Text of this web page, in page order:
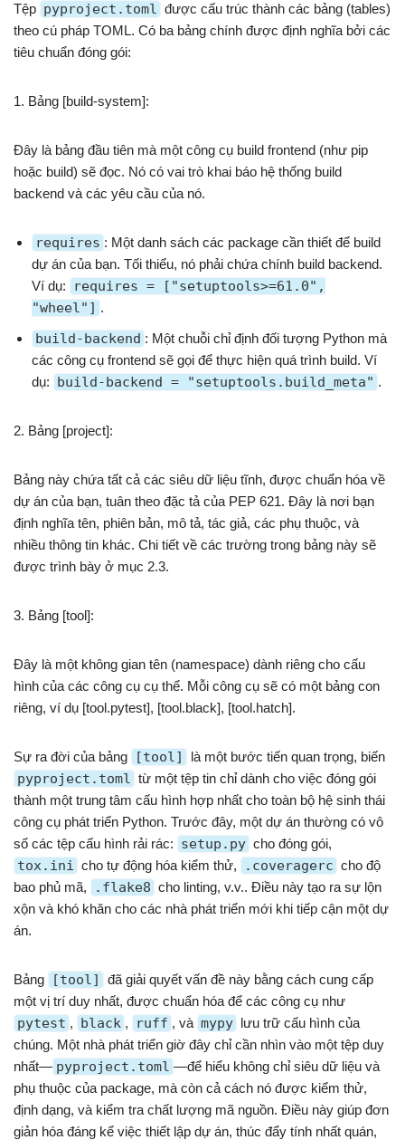
Tệp pyproject.toml được cấu trúc thành các bảng (tables)
theo cú pháp TOML. Có ba bảng chính được định nghĩa bởi các
tiêu chuẩn đóng gói:
1. Bảng [build-system]:
Đây là bảng đầu tiên mà một công cụ build frontend (như pip
hoặc build) sẽ đọc. Nó có vai trò khai báo hệ thống build
backend và các yêu cầu của nó.
requires : Một danh sách các package cần thiết để build
dự án của bạn. Tối thiểu, nó phải chứa chính build backend.
Ví dụ:
requires = ["setuptools>=61.0",
"wheel"] .
build-backend : Một chuỗi chỉ định đối tượng Python mà
các công cụ frontend sẽ gọi để thực hiện quá trình build. Ví
dụ: build-backend = "setuptools.build_meta" .
2. Bảng [project]:
Bảng này chứa tất cả các siêu dữ liệu tĩnh, được chuẩn hóa về
dự án của bạn, tuân theo đặc tả của PEP 621. Đây là nơi bạn
định nghĩa tên, phiên bản, mô tả, tác giả, các phụ thuộc, và
nhiều thông tin khác. Chi tiết về các trường trong bảng này sẽ
được trình bày ở mục 2.3.
3. Bảng [tool]:
Đây là một không gian tên (namespace) dành riêng cho cấu
hình của các công cụ cụ thể. Mỗi công cụ sẽ có một bảng con
riêng, ví dụ [tool.pytest], [tool.black], [tool.hatch].
Sự ra đời của bảng [tool] là một bước tiến quan trọng, biến
pyproject.toml từ một tệp tin chỉ dành cho việc đóng gói
thành một trung tâm cấu hình hợp nhất cho toàn bộ hệ sinh thái
công cụ phát triển Python. Trước đây, một dự án thường có vô
số các tệp cấu hình rải rác: setup.py cho đóng gói,
tox.ini cho tự động hóa kiểm thử, .coveragerc cho độ
bao phủ mã,
.flake8 cho linting, v.v.. Điều này tạo ra sự lộn
xộn và khó khăn cho các nhà phát triển mới khi tiếp cận một dự
án.
Bảng [tool]
đã giải quyết vấn đề này bằng cách cung cấp
một vị trí duy nhất, được chuẩn hóa để các công cụ như
pytest , black , ruff , và mypy lưu trữ cấu hình của
chúng. Một nhà phát triển giờ đây chỉ cần nhìn vào một tệp duy
nhất— pyproject.toml —để hiểu không chỉ siêu dữ liệu và
phụ thuộc của package, mà còn cả cách nó được kiểm thử,
định dạng, và kiểm tra chất lượng mã nguồn. Điều này giúp đơn
giản hóa đáng kể việc thiết lập dự án, thúc đẩy tính nhất quán,